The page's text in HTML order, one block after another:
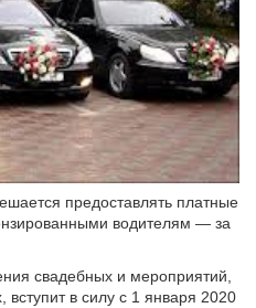
предоставлять платные
водителям — за
свадебных и мероприятий,
в силу с 1 января 2020